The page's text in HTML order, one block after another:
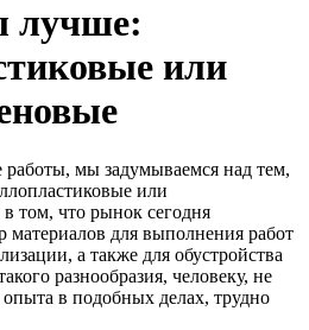
лучше:
или
работы, мы задумываемся над тем,
или
том, что рынок сегодня
материалов для выполнения работ
а также для обустройства
разнообразия, человеку, не
в подобных делах, трудно